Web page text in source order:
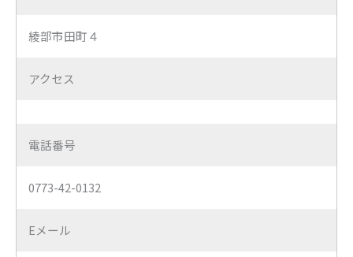
綾部市田町４
アクセス
電話番号
0773-42-0132
Eメール